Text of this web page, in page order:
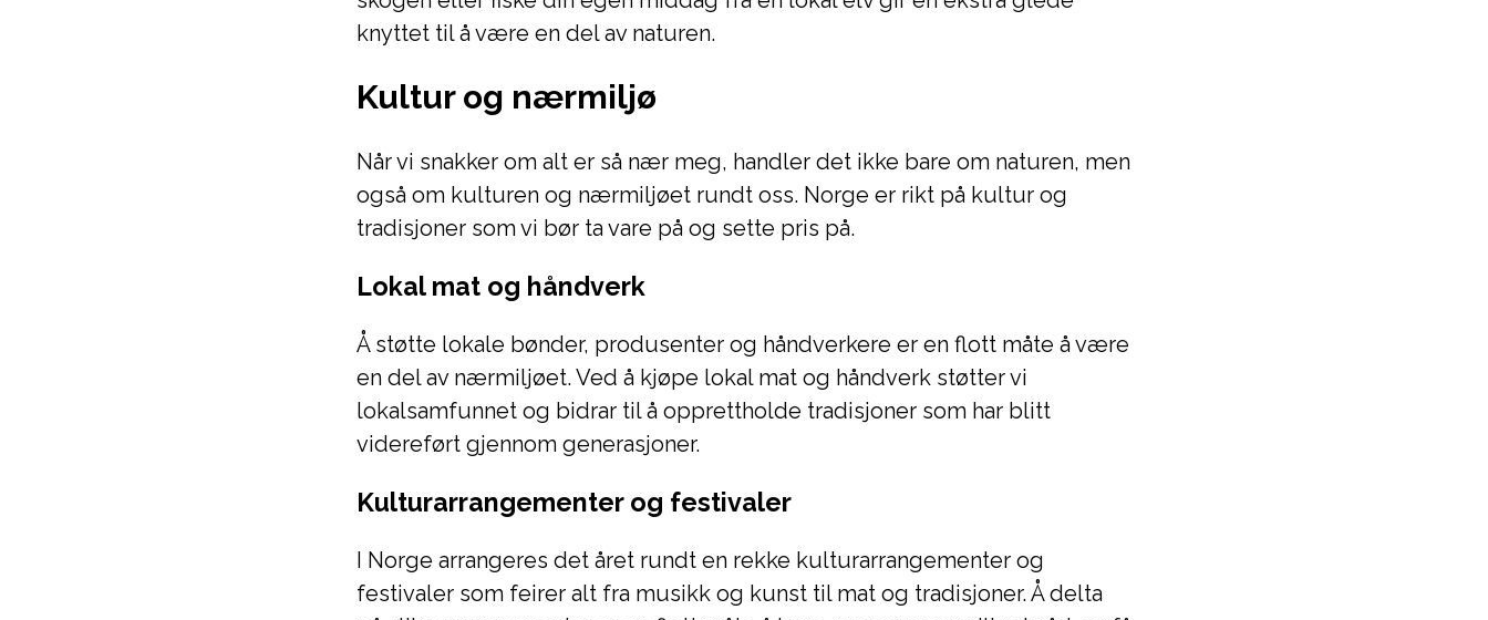
knyttet til å være en del av naturen.
Kultur og nærmiljø
Når vi snakker om alt er så nær meg, handler det ikke bare om naturen, men
også om kulturen og nærmiljøet rundt oss. Norge er rikt på kultur og
tradisjoner som vi bør ta vare på og sette pris på.
Lokal mat og håndverk
Å støtte lokale bønder, produsenter og håndverkere er en flott måte å være
en del av nærmiljøet. Ved å kjøpe lokal mat og håndverk støtter vi
lokalsamfunnet og bidrar til å opprettholde tradisjoner som har blitt
videreført gjennom generasjoner.
Kulturarrangementer og festivaler
I Norge arrangeres det året rundt en rekke kulturarrangementer og
festivaler som feirer alt fra musikk og kunst til mat og tradisjoner. Å delta